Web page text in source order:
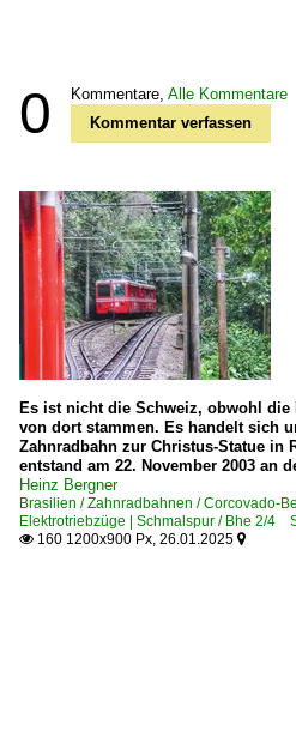
0 Kommentare, Alle Kommentare
Kommentar verfassen
Es ist nicht die Schweiz, obwohl die
von dort stammen. Es handelt sich
Zahnradbahn zur Christus-Statue in
entstand am 22. November 2003 an
Heinz Bergner
Brasilien / Zahnradbahnen / Corcovado-
Elektrotriebzüge | Schmalspur / Bhe 2/4
 160 1200x900 Px, 26.01.2025 